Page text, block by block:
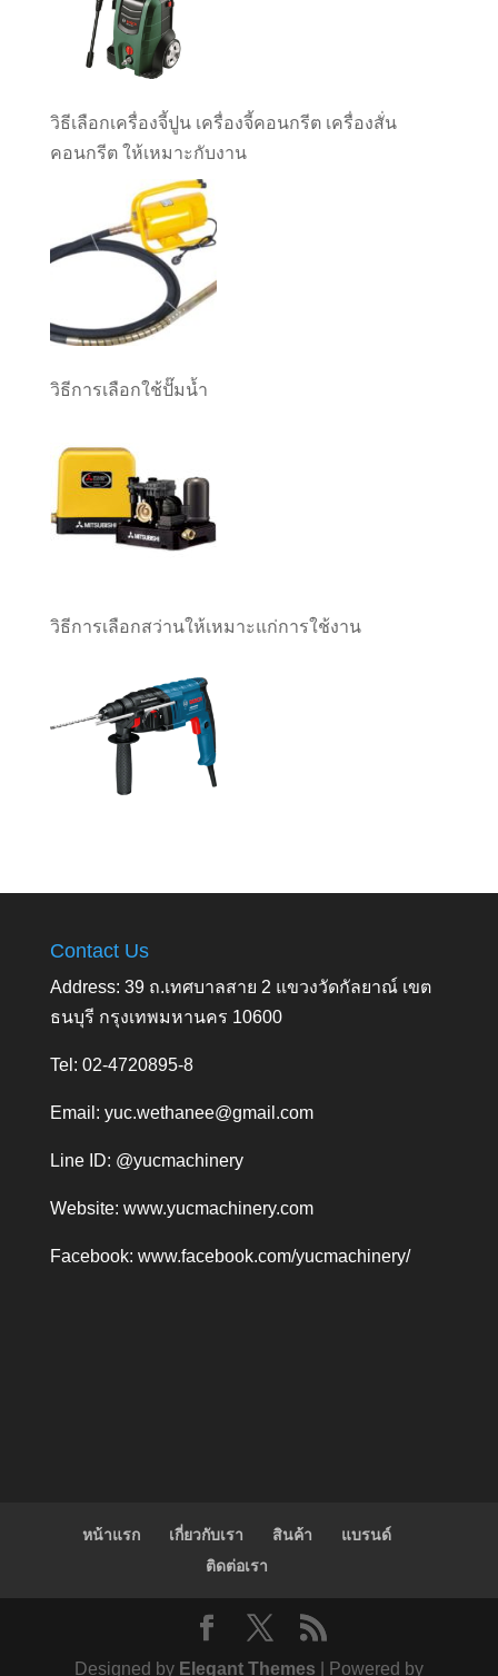
วิธีเลือกเครื่องจี้ปูน เครื่องจี้คอนกรีต เครื่องสั่น
คอนกรีต ให้เหมาะกับงาน
วิธีการเลือกใช้ปั๊มน้ำ
วิธีการเลือกสว่านให้เหมาะแก่การใช้งาน
Contact Us
Address: 39 ถ.เทศบาลสาย 2 แขวงวัดกัลยาณ์ เขต
ธนบุรี กรุงเทพมหานคร 10600
Tel: 02-4720895-8
Email: yuc.wethanee@gmail.com
Line ID: @yucmachinery
Website: www.yucmachinery.com
Facebook: www.facebook.com/yucmachinery/
หน้าแรก เกี่ยวกับเรา สินค้า
แบรนด์
ติดต่อเรา
Designed by Elegant Themes | Powered by